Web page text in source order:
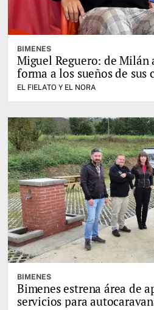
BIMENES
Miguel Reguero: de Milán
forma a los sueños de sus
EL FIELATO Y EL NORA
BIMENES
Bimenes estrena área de
servicios para